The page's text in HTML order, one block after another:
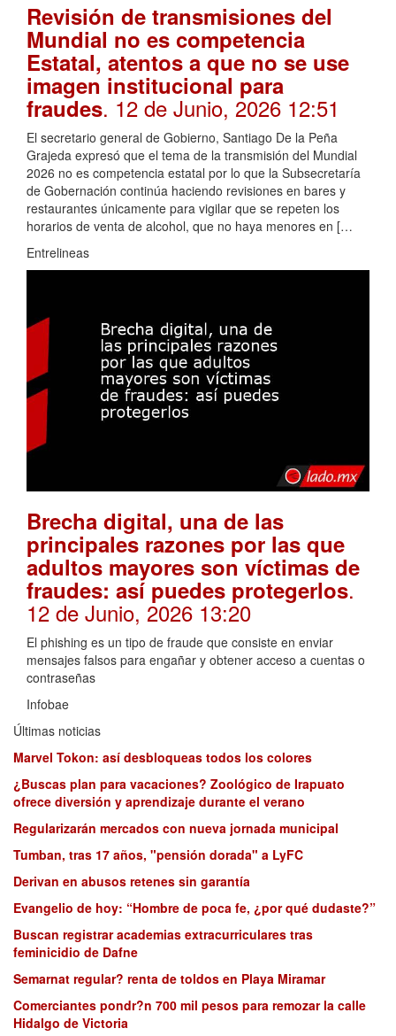
Revisión de transmisiones del
Mundial no es competencia
Estatal, atentos a que no se use
imagen institucional para
fraudes. 12 de Junio, 2026 12:51
El secretario general de Gobierno, Santiago De la Peña
Grajeda expresó que el tema de la transmisión del Mundial
2026 no es competencia estatal por lo que la Subsecretaría
de Gobernación continúa haciendo revisiones en bares y
restaurantes únicamente para vigilar que se repeten los
horarios de venta de alcohol, que no haya menores en […
Entrelineas
Brecha digital, una de las
principales razones por las que
adultos mayores son víctimas de
fraudes: así puedes protegerlos.
12 de Junio, 2026 13:20
El phishing es un tipo de fraude que consiste en enviar
mensajes falsos para engañar y obtener acceso a cuentas o
contraseñas
Infobae
Últimas noticias
Marvel Tokon: así desbloqueas todos los colores
¿Buscas plan para vacaciones? Zoológico de Irapuato
ofrece diversión y aprendizaje durante el verano
Regularizarán mercados con nueva jornada municipal
Tumban, tras 17 años, "pensión dorada" a LyFC
Derivan en abusos retenes sin garantía
Evangelio de hoy: “Hombre de poca fe, ¿por qué dudaste?”
Buscan registrar academias extracurriculares tras
feminicidio de Dafne
Semarnat regular? renta de toldos en Playa Miramar
Comerciantes pondr?n 700 mil pesos para remozar la calle
Hidalgo de Victoria